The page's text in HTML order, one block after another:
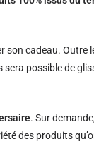
son cadeau. Outre
possible de
. Sur
des produits